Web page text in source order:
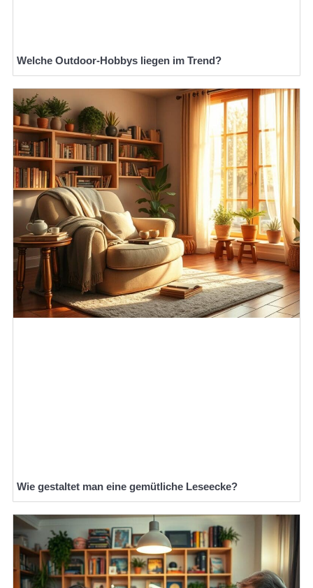
Welche Outdoor-Hobbys liegen im Trend?
Wie gestaltet man eine gemütliche Leseecke?